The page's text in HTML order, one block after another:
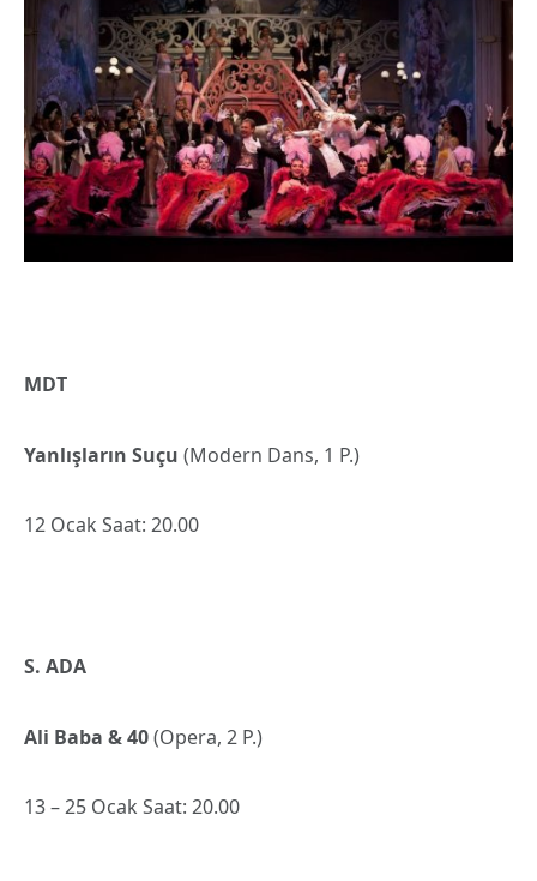
MDT
Yanlışların Suçu (Modern Dans, 1 P.)
12 Ocak Saat: 20.00
S. ADA
Ali Baba & 40(Opera, 2 P.)
13 – 25 Ocak Saat: 20.00